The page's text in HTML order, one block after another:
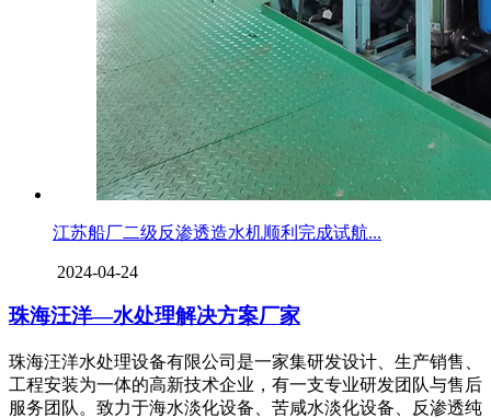
江苏船厂二级反渗透造水机顺利完成试航...
2024-04-24
珠海汪洋—水处理解决方案厂家
珠海汪洋水处理设备有限公司是一家集研发设计、生产销售、
工程安装为一体的高新技术企业，有一支专业研发团队与售后
服务团队。致力于海水淡化设备、苦咸水淡化设备、反渗透纯